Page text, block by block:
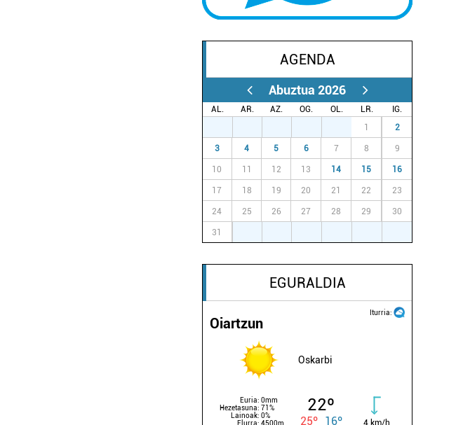
AGENDA
Abuztua 2026
AL. AR. AZ. OG. OL. LR.
IG.
1 2
3 4 5 6 7 8 9
10 11 12 13 14 15 16
17 18 19 20 21 22 23
24 25 26 27 28 29 30
31
EGURALDIA
Iturria:
Oiartzun
Oskarbi
Euria: 0mm
Hezetasuna: 71%
Lainoak: 0%
Elurra: 4500m
22º
25º 16º 4 km/h